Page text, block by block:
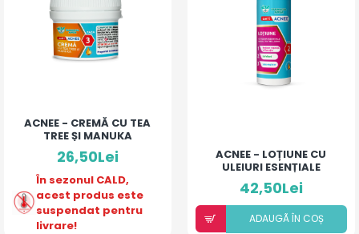
ACNEE - CREMĂ CU TEA
TREE ȘI MANUKA
26,50Lei
În sezonul CALD,
acest produs este
suspendat pentru
livrare!
ACNEE - LOȚIUNE CU
ULEIURI ESENȚIALE
NIAOULI, TEA TREE,
LAURUS
42,50Lei
ADAUGÃ ÎN COȘ